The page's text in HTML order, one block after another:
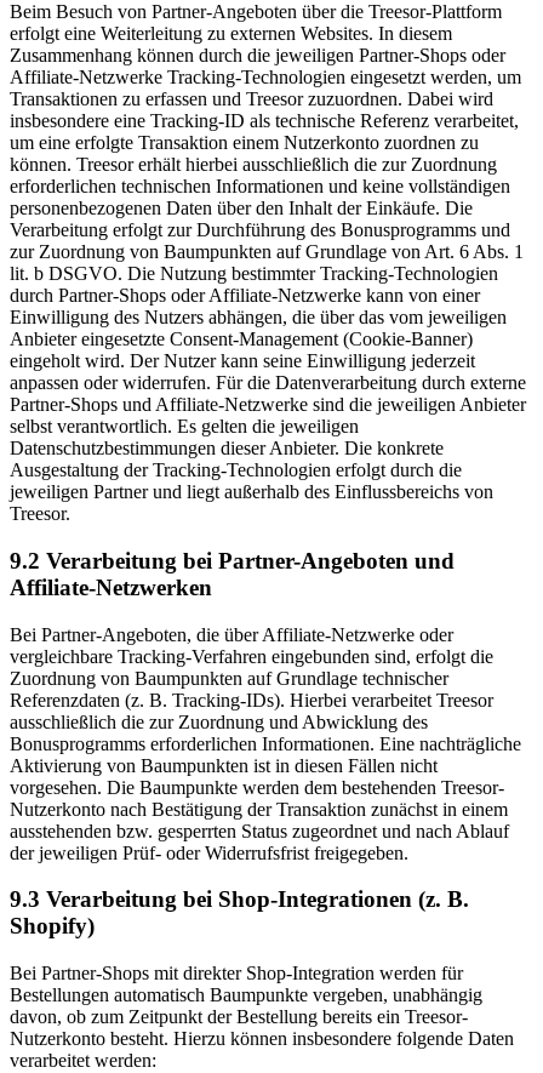
Beim Besuch von Partner-Angeboten über die Treesor-Plattform
erfolgt eine Weiterleitung zu externen Websites. In diesem
Zusammenhang können durch die jeweiligen Partner-Shops oder
Affiliate-Netzwerke Tracking-Technologien eingesetzt werden, um
Transaktionen zu erfassen und Treesor zuzuordnen. Dabei wird
insbesondere eine Tracking-ID als technische Referenz verarbeitet,
um eine erfolgte Transaktion einem Nutzerkonto zuordnen zu
können. Treesor erhält hierbei ausschließlich die zur Zuordnung
erforderlichen technischen Informationen und keine vollständigen
personenbezogenen Daten über den Inhalt der Einkäufe. Die
Verarbeitung erfolgt zur Durchführung des Bonusprogramms und
zur Zuordnung von Baumpunkten auf Grundlage von Art. 6 Abs. 1
lit. b DSGVO. Die Nutzung bestimmter Tracking-Technologien
durch Partner-Shops oder Affiliate-Netzwerke kann von einer
Einwilligung des Nutzers abhängen, die über das vom jeweiligen
Anbieter eingesetzte Consent-Management (Cookie-Banner)
eingeholt wird. Der Nutzer kann seine Einwilligung jederzeit
anpassen oder widerrufen. Für die Datenverarbeitung durch externe
Partner-Shops und Affiliate-Netzwerke sind die jeweiligen Anbieter
selbst verantwortlich. Es gelten die jeweiligen
Datenschutzbestimmungen dieser Anbieter. Die konkrete
Ausgestaltung der Tracking-Technologien erfolgt durch die
jeweiligen Partner und liegt außerhalb des Einflussbereichs von
Treesor.
9.2 Verarbeitung bei Partner-Angeboten und
Affiliate-Netzwerken
Bei Partner-Angeboten, die über Affiliate-Netzwerke oder
vergleichbare Tracking-Verfahren eingebunden sind, erfolgt die
Zuordnung von Baumpunkten auf Grundlage technischer
Referenzdaten (z. B. Tracking-IDs). Hierbei verarbeitet Treesor
ausschließlich die zur Zuordnung und Abwicklung des
Bonusprogramms erforderlichen Informationen. Eine nachträgliche
Aktivierung von Baumpunkten ist in diesen Fällen nicht
vorgesehen. Die Baumpunkte werden dem bestehenden Treesor-
Nutzerkonto nach Bestätigung der Transaktion zunächst in einem
ausstehenden bzw. gesperrten Status zugeordnet und nach Ablauf
der jeweiligen Prüf- oder Widerrufsfrist freigegeben.
9.3 Verarbeitung bei Shop-Integrationen (z. B.
Shopify)
Bei Partner-Shops mit direkter Shop-Integration werden für
Bestellungen automatisch Baumpunkte vergeben, unabhängig
davon, ob zum Zeitpunkt der Bestellung bereits ein Treesor-
Nutzerkonto besteht. Hierzu können insbesondere folgende Daten
verarbeitet werden: